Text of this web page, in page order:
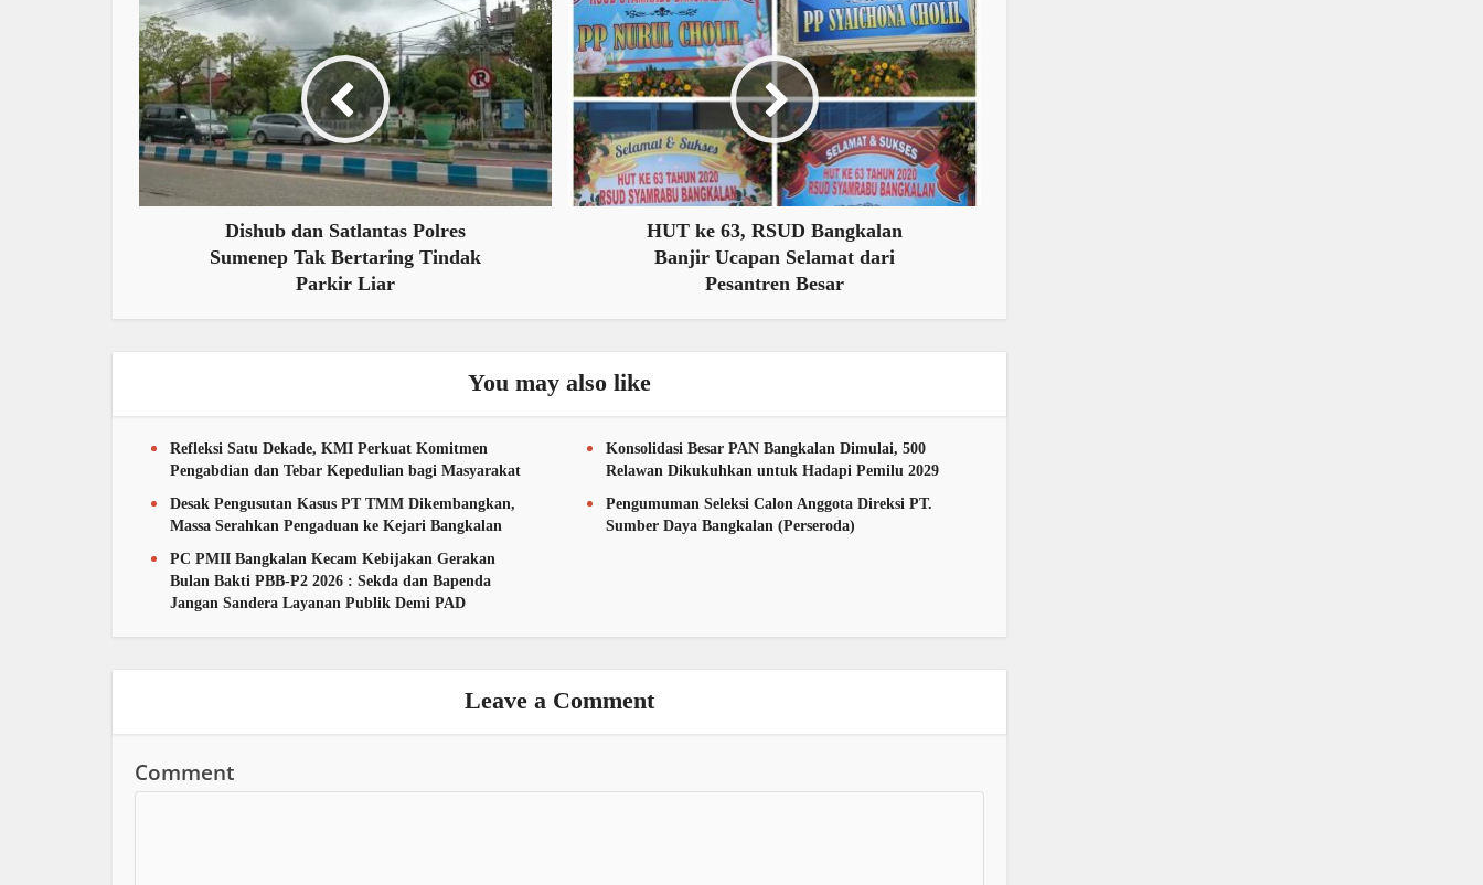
Dishub dan Satlantas Polres
Sumenep Tak Bertaring Tindak
Parkir Liar
HUT ke 63, RSUD Bangkalan
Banjir Ucapan Selamat dari
Pesantren Besar
You may also like
Refleksi Satu Dekade, KMI Perkuat Komitmen
Pengabdian dan Tebar Kepedulian bagi Masyarakat
Konsolidasi Besar PAN Bangkalan Dimulai, 500
Relawan Dikukuhkan untuk Hadapi Pemilu 2029
Desak Pengusutan Kasus PT TMM Dikembangkan,
Massa Serahkan Pengaduan ke Kejari Bangkalan
Pengumuman Seleksi Calon Anggota Direksi PT.
Sumber Daya Bangkalan (Perseroda)
PC PMII Bangkalan Kecam Kebijakan Gerakan
Bulan Bakti PBB-P2 2026 : Sekda dan Bapenda
Jangan Sandera Layanan Publik Demi PAD
Leave a Comment
Comment